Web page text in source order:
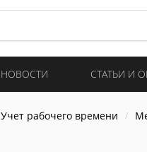
НОВОСТИ СТАТЬИ И
Учет рабочего времени